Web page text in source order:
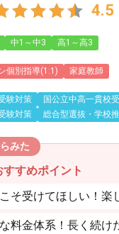
4.5
中1～中3 高1～高3
個別指導(1:1) 家庭教師
験対策 国公立中高一貫校
験対策
総合型選抜・学校
みた
すめポイント
そ受けてほしい！楽
料金体系！長く続け